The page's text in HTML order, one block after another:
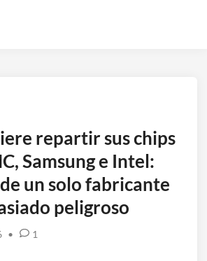
repartir sus chips
Samsung e Intel:
un solo fabricante
peligroso
• 1